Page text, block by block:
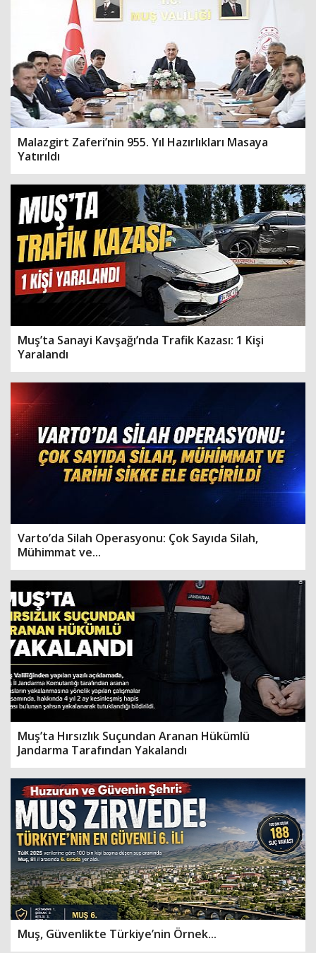
Malazgirt Zaferi’nin 955. Yıl Hazırlıkları Masaya
Yatırıldı
Muş’ta Sanayi Kavşağı’nda Trafik Kazası: 1 Kişi
Yaralandı
Varto’da Silah Operasyonu: Çok Sayıda Silah,
Mühimmat ve...
Muş’ta Hırsızlık Suçundan Aranan Hükümlü
Jandarma Tarafından Yakalandı
Muş, Güvenlikte Türkiye’nin Örnek...